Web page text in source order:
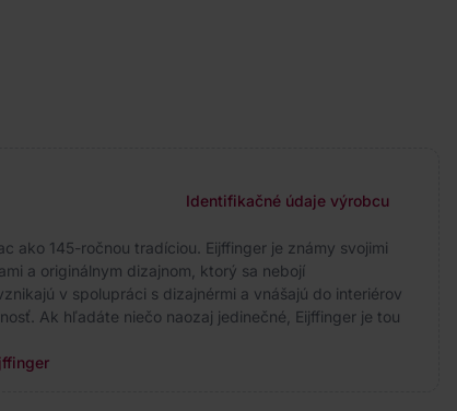
Identifikačné údaje výrobcu
ako 145-ročnou tradíciou. Eijffinger je známy svojimi
a originálnym dizajnom, ktorý sa nebojí
v spolupráci s dizajnérmi a vnášajú do interiérov
Ak hľadáte niečo naozaj jedinečné, Eijffinger je tou